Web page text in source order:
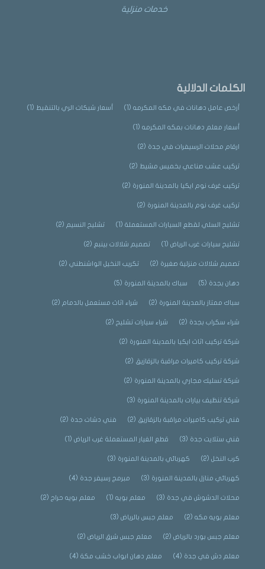
خدمات منزلية
الكلمات الدلالية
أرخص عامل دهانات في مكه المكرمه(1) أسعار شبكات الري بالتنقيط (1)
أسعار معلم دهانات بمكه المكرمه(1)
ارقام محلات الرسيفرات في جدة (2)
تركيب عشب صناعي بخميس مشيط (2)
تركيب غرف نوم ايكيا بالمدينة المنورة (2)
تركيب غرف نوم بالمدينة المنورة (2)
تشليح السلي لقطع السيارات المستعملة(1) تشليح النسيم(2)
تشليح سيارات غرب الرياض(1) تصميم شلالات بينبع (2)
تصميم شلالات منزلية صغيرة (2) تكريب النخيل الواشنطني(2)
دهان بجدة (5) سباك بالمدينة المنورة (5)
سباك ممتاز بالمدينة المنورة (2) شراء اثاث مستعمل بالدمام(2)
شراء سكراب بجدة (2) شراء سيارات تشليح (2)
شركة تركيب اثاث ايكيا بالمدينة المنورة (2)
شركة تركيب كاميرات مراقبة بالزقازيق (2)
شركة تسليك مجاري بالمدينة المنورة (2)
شركة تنظيف بيارات بالمدينة المنورة (3)
فني تركيب كاميرات مراقبة بالزقازيق (2) فني دشات جدة (2)
فني ستلايت جدة (3) قطع الغيار المستعملة غرب الرياض(1)
كرب النخل(2) كهربائي بالمدينة المنورة (3)
كهربائي منازل بالمدينة المنورة (3) مبرمج رسيفر جدة (4)
محلات الدشوش في جدة (3) معلم بويه(1) معلم بويه حراج (2)
معلم بويه مكه(2) معلم جبس بالرياض(3)
معلم جبس بورد بالرياض(2) معلم جبس شرق الرياض(2)
معلم دش في جدة (4) معلم دهان ابواب خشب مكة(4)